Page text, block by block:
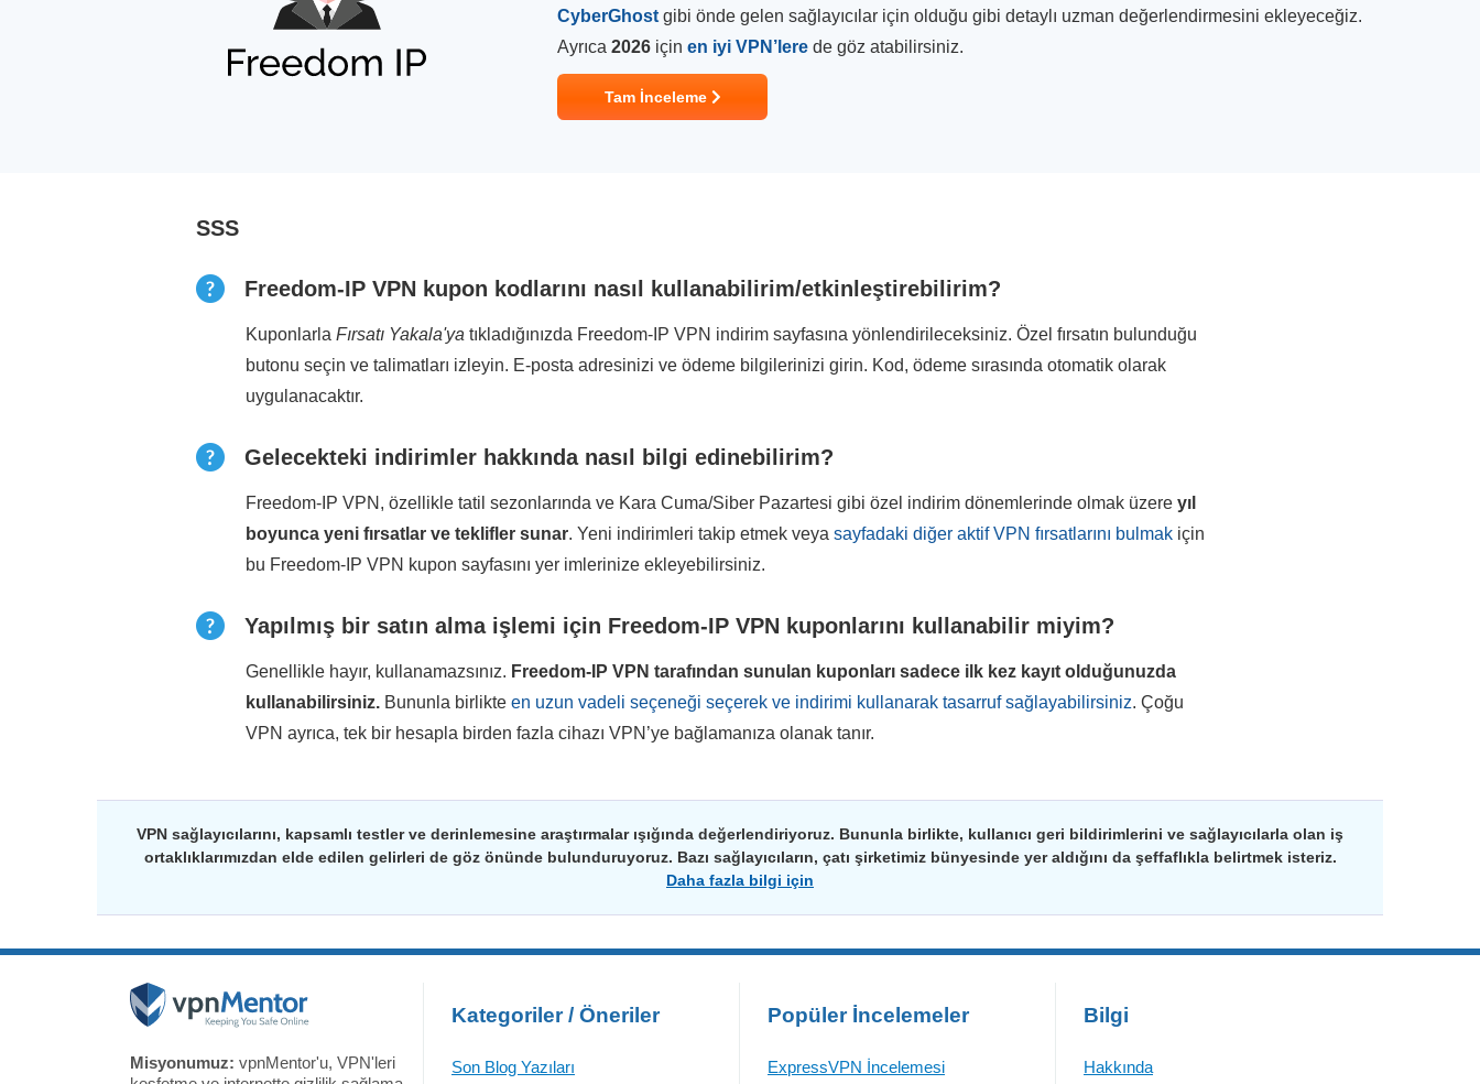
CyberGhost gibi önde gelen sağlayıcılar için olduğu gibi detaylı uzman değerlendirmesini ekleyeceğiz.
Ayrıca 2026 için en iyi VPN’lere de göz atabilirsiniz.
Tam İnceleme
SSS
Freedom-IP VPN kupon kodlarını nasıl kullanabilirim/etkinleştirebilirim?
Kuponlarla Fırsatı Yakala'ya tıkladığınızda Freedom-IP VPN indirim sayfasına yönlendirileceksiniz. Özel fırsatın bulunduğu
butonu seçin ve talimatları izleyin. E-posta adresinizi ve ödeme bilgilerinizi girin. Kod, ödeme sırasında otomatik olarak
uygulanacaktır.
Gelecekteki indirimler hakkında nasıl bilgi edinebilirim?
Freedom-IP VPN, özellikle tatil sezonlarında ve Kara Cuma/Siber Pazartesi gibi özel indirim dönemlerinde olmak üzere yıl
boyunca yeni fırsatlar ve teklifler sunar. Yeni indirimleri takip etmek veya sayfadaki diğer aktif VPN fırsatlarını bulmak için
bu Freedom-IP VPN kupon sayfasını yer imlerinize ekleyebilirsiniz.
Yapılmış bir satın alma işlemi için Freedom-IP VPN kuponlarını kullanabilir miyim?
Genellikle hayır, kullanamazsınız. Freedom-IP VPN tarafından sunulan kuponları sadece ilk kez kayıt olduğunuzda
kullanabilirsiniz. Bununla birlikte en uzun vadeli seçeneği seçerek ve indirimi kullanarak tasarruf sağlayabilirsiniz. Çoğu
VPN ayrıca, tek bir hesapla birden fazla cihazı VPN’ye bağlamanıza olanak tanır.
VPN sağlayıcılarını, kapsamlı testler ve derinlemesine araştırmalar ışığında değerlendiriyoruz. Bununla birlikte, kullanıcı geri bildirimlerini ve sağlayıcılarla olan iş
ortaklıklarımızdan elde edilen gelirleri de göz önünde bulunduruyoruz. Bazı sağlayıcıların, çatı şirketimiz bünyesinde yer aldığını da şeffaflıkla belirtmek isteriz.
Daha fazla bilgi için
Misyonumuz: vpnMentor'u, VPN'leri
Kategoriler / Öneriler
Son Blog Yazıları
Popüler İncelemeler
ExpressVPN İncelemesi
Bilgi
Hakkında